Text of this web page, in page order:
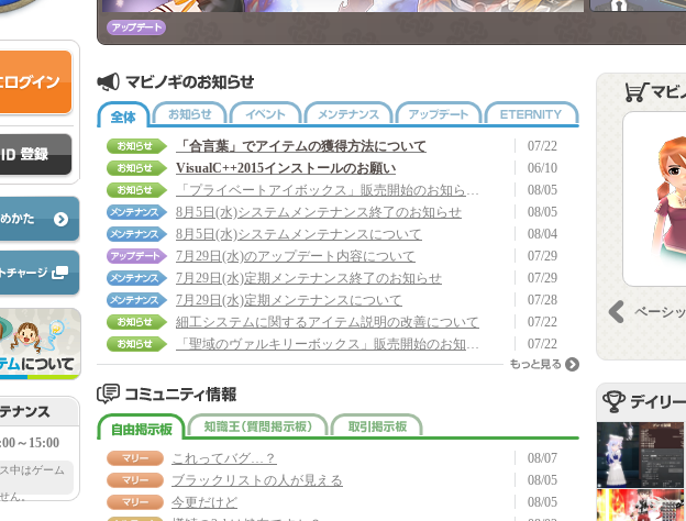
～15:00
中はゲーム
ん。
全体 お知らせ イベント メンテナンス アップデート ETERNITY
「合言葉」でアイテムの獲得方法について
07/22
VisualC++2015インストールのお願い
06/10
「プライベートアイボックス」販売開始のお知らせ(8/6 19:05 追記)
08/05
8月5日(水)システムメンテナンス終了のお知らせ
08/05
8月5日(水)システムメンテナンスについて
08/04
7月29日(水)のアップデート内容について
07/29
7月29日(水)定期メンテナンス終了のお知らせ
07/29
7月29日(水)定期メンテナンスについて
07/28
細工システムに関するアイテム説明の改善について
07/22
「聖域のヴァルキリーボックス」販売開始のお知らせ
07/22
自由掲示板 知識王（質問掲示板）
これってバグ…？
08/07
ブラックリストの人が見える
08/05
今更だけど
08/05
ベーシ
前へ